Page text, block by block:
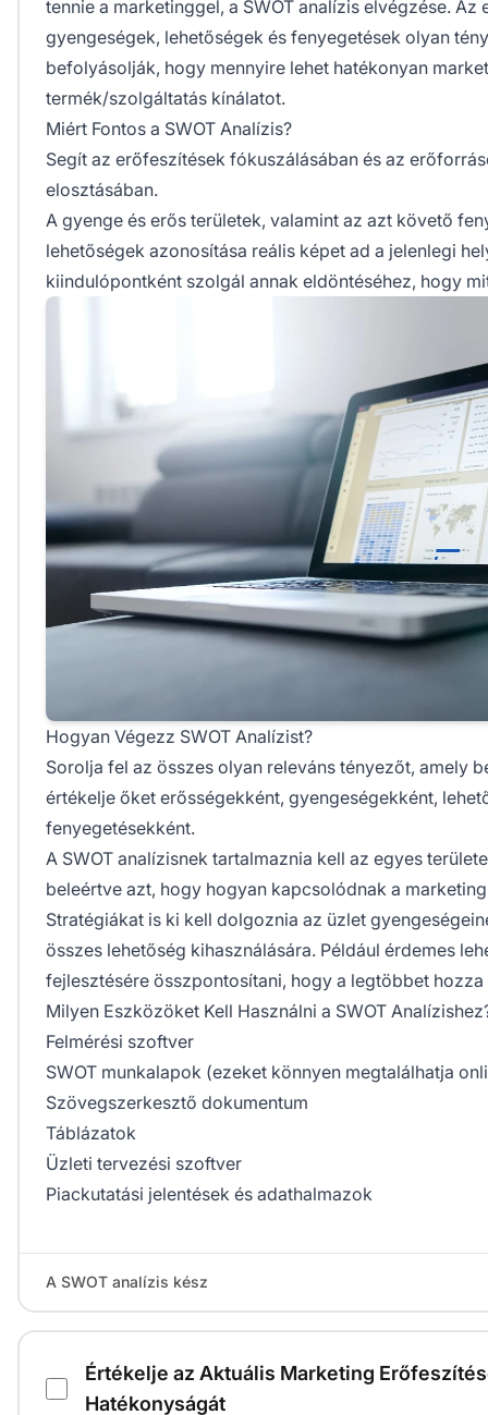
tennie a marketinggel, a SWOT analízis elvégzése. Az
gyengeségek, lehetőségek és fenyegetések olyan
befolyásolják, hogy mennyire lehet hatékonyan
termék/szolgáltatás kínálatot.
Miért Fontos a SWOT Analízis?
Segít az erőfeszítések fókuszálásában és az
elosztásában.
A gyenge és erős területek, valamint az azt követő
lehetőségek azonosítása reális képet ad a jelenlegi
kiindulópontként szolgál annak eldöntéséhez, hogy
Hogyan Végezz SWOT Analízist?
Sorolja fel az összes olyan releváns tényezőt, amely
értékelje őket erősségekként, gyengeségekként,
fenyegetésekként.
A SWOT analízisnek tartalmaznia kell az egyes
beleértve azt, hogy hogyan kapcsolódnak a
Stratégiákat is ki kell dolgoznia az üzlet
összes lehetőség kihasználására. Például érdemes
fejlesztésére összpontosítani, hogy a legtöbbet
Milyen Eszközöket Kell Használni a SWOT
Felmérési szoftver
SWOT munkalapok (ezeket könnyen megtalálhatja
Szövegszerkesztő dokumentum
Táblázatok
Üzleti tervezési szoftver
Piackutatási jelentések és adathalmazok
A SWOT analízis kész
Értékelje az Aktuális Marketing
Hatékonyságát